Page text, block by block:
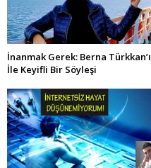
İnanmak Gerek: Berna Türkkan’ı
İle Keyifli Bir Söyleşi